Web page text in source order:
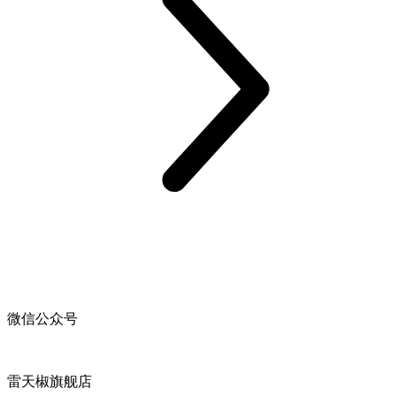
微信公众号
雷天椒旗舰店